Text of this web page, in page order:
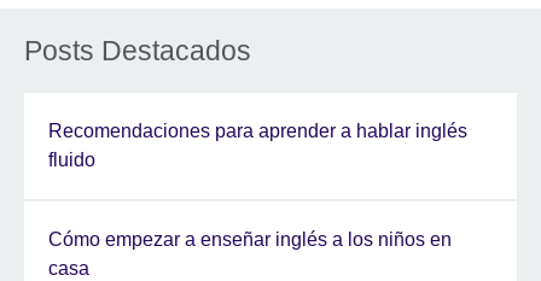
Posts Destacados
Recomendaciones para aprender a hablar inglés
fluido
Cómo empezar a enseñar inglés a los niños en
casa